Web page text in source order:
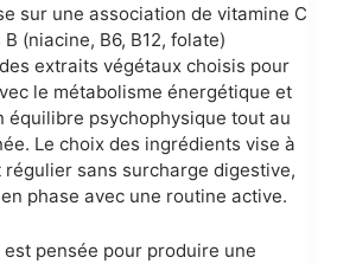
sur une association de vitamine C
(niacine, B6, B12, folate)
extraits végétaux choisis pour
le métabolisme énergétique et
équilibre psychophysique tout au
Le choix des ingrédients vise à
sans surcharge digestive,
phase avec une routine active.
pensée pour produire une